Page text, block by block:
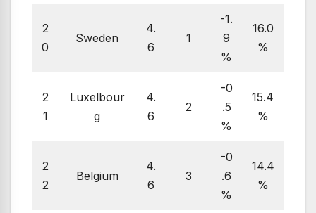
2
0
Sweden
4.
6
1
-1.
9
%
16.0
%
2
1
Luxelbour
g
4.
6
2
-0
.5
%
15.4
%
2
2
Belgium
4.
6
3
-0
.6
%
14.4
%